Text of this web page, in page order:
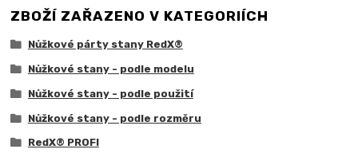
ZBOŽÍ ZAŘAZENO V KATEGORIÍCH
Nůžkové párty stany RedX®
Nůžkové stany - podle modelu
Nůžkové stany - podle použití
Nůžkové stany - podle rozměru
RedX® PROFI